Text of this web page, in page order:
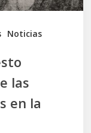
Noticias
las
en la